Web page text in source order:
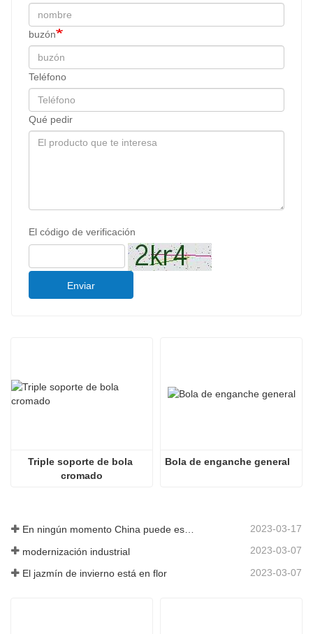
buzón
Teléfono
Qué pedir
El código de verificación
Enviar
Triple soporte de bola
cromado
Bola de enganche general
En ningún momento China puede estar sin fabricar 2023-03-17
modernización industrial 2023-03-07
El jazmín de invierno está en flor 2023-03-07